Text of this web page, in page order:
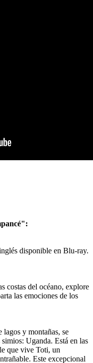
disponible en Blu-ray.
costas del océano, explore
las emociones de los
y montañas, se
Uganda. Está en las
que vive Toti, un
Este excepcional